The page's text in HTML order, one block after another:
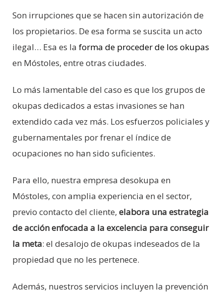
Son irrupciones que se hacen sin autorización de
los propietarios. De esa forma se suscita un acto
ilegal… Esa es la forma de proceder de los okupas
en Móstoles, entre otras ciudades.
Lo más lamentable del caso es que los grupos de
okupas dedicados a estas invasiones se han
extendido cada vez más. Los esfuerzos policiales y
gubernamentales por frenar el índice de
ocupaciones no han sido suficientes.
Para ello, nuestra empresa desokupa en
Móstoles, con amplia experiencia en el sector,
previo contacto del cliente, elabora una estrategia
de acción enfocada a la excelencia para conseguir
la meta: el desalojo de okupas indeseados de la
propiedad que no les pertenece.
Además, nuestros servicios incluyen la prevención